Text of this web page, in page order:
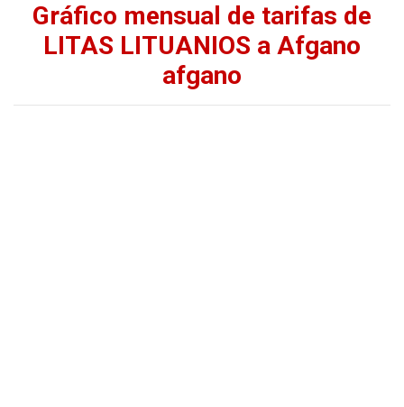
Gráfico mensual de tarifas de
LITAS LITUANIOS a Afgano
afgano